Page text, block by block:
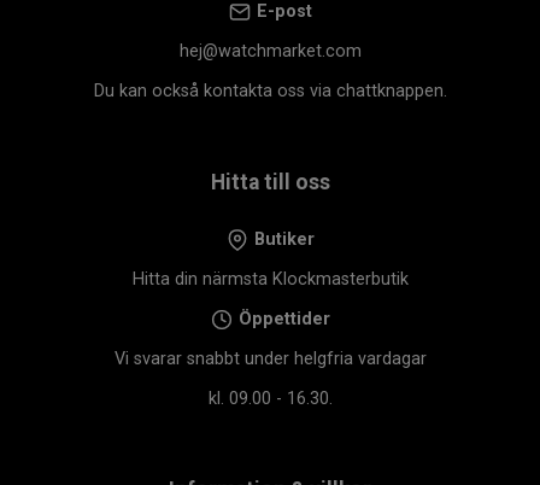
E-post
hej@watchmarket.com
Du kan också kontakta oss via chattknappen.
Hitta till oss
Butiker
Hitta din närmsta Klockmasterbutik
Öppettider
Vi svarar snabbt under helgfria vardagar
kl. 09.00 - 16.30.